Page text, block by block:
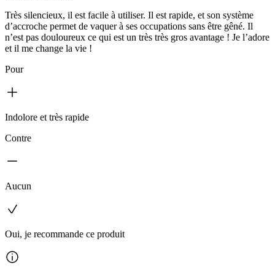
Très silencieux, il est facile à utiliser. Il est rapide, et son système
d’accroche permet de vaquer à ses occupations sans être gêné. Il
n’est pas douloureux ce qui est un très très gros avantage ! Je l’adore
et il me change la vie !
Pour
Indolore et très rapide
Contre
Aucun
Oui, je recommande ce produit